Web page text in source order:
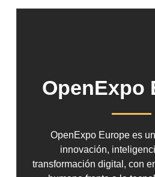
OpenExpo
OpenExpo Europe es
innovación,
transformación digital, con